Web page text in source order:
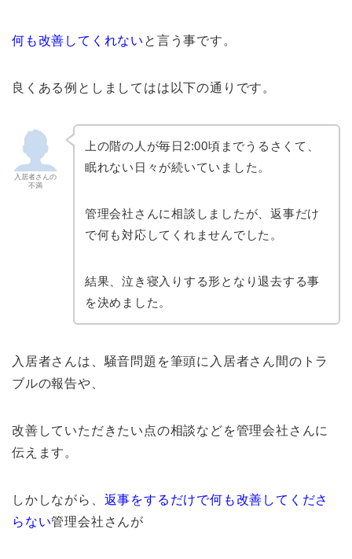
何も改善してくれない と言う事です。
良くある例としましてはは以下の通りです。
入居者さんの
不満
上の階の人が毎日2:00頃までうるさくて、
眠れない日々が続いていました。
管理会社さんに相談しましたが、返事だけ
で何も対応してくれませんでした。
結果、泣き寝入りする形となり退去する事
を決めました。
入居者さんは、騒音問題を筆頭に入居者さん間のトラ
ブルの報告や、
改善していただきたい点の相談などを管理会社さんに
伝えます。
しかしながら、 返事をするだけで何も改善してくださ
らない管理会社さんが